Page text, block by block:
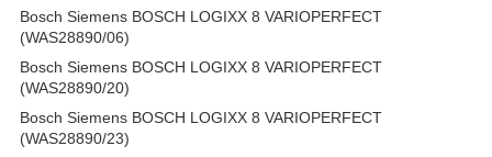
Bosch Siemens BOSCH LOGIXX 8 VARIOPERFECT
(WAS28890/06)
Bosch Siemens BOSCH LOGIXX 8 VARIOPERFECT
(WAS28890/20)
Bosch Siemens BOSCH LOGIXX 8 VARIOPERFECT
(WAS28890/23)